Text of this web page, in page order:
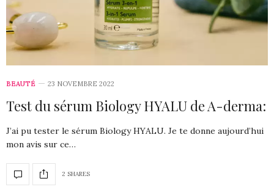
BEAUTÉ 23 NOVEMBRE 2022
Test du sérum Biology HYALU de A-derma:
J’ai pu tester le sérum Biology HYALU. Je te donne aujourd’hui
mon avis sur ce…
2 SHARES